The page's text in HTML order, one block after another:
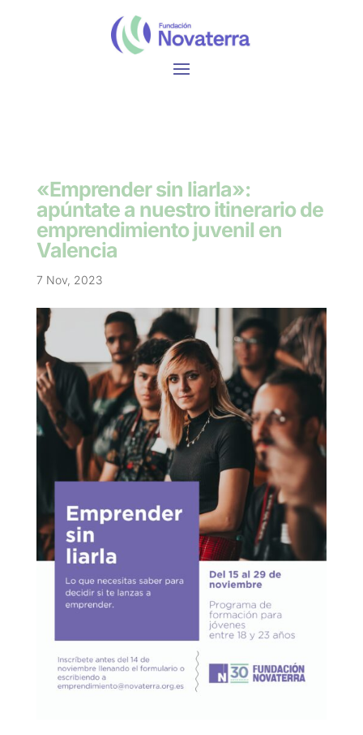
«Emprender sin liarla»:
apúntate a nuestro itinerario de
emprendimiento juvenil en
Valencia
7 Nov, 2023